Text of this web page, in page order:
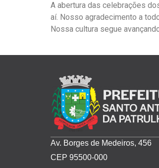
A abertura das celebrações
aí. Nosso agradecimento a
Nossa cultura segue
Av. Borges de Medeiros, 456
CEP 95500-000